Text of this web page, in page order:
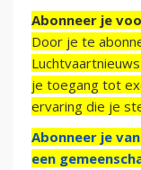
Abonneer je
Door je te
je toegang tot
ervaring die je
Abonneer je
een